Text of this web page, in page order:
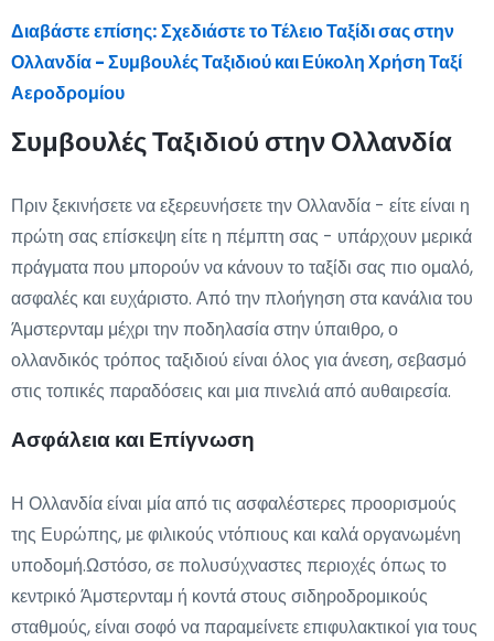
Διαβάστε επίσης:Σχεδιάστε το Τέλειο Ταξίδι σας στην
Ολλανδία - Συμβουλές Ταξιδιού και Εύκολη Χρήση Ταξί
Αεροδρομίου
Συμβουλές Ταξιδιού στην Ολλανδία
Πριν ξεκινήσετε να εξερευνήσετε την Ολλανδία - είτε είναι η
πρώτη σας επίσκεψη είτε η πέμπτη σας - υπάρχουν μερικά
πράγματα που μπορούν να κάνουν το ταξίδι σας πιο ομαλό,
ασφαλές και ευχάριστο. Από την πλοήγηση στα κανάλια του
Άμστερνταμ μέχρι την ποδηλασία στην ύπαιθρο, ο
ολλανδικός τρόπος ταξιδιού είναι όλος για άνεση, σεβασμό
στις τοπικές παραδόσεις και μια πινελιά από αυθαιρεσία.
Ασφάλεια και Επίγνωση
Η Ολλανδία είναι μία από τις ασφαλέστερες προορισμούς
της Ευρώπης, με φιλικούς ντόπιους και καλά οργανωμένη
υποδομή.Ωστόσο, σε πολυσύχναστες περιοχές όπως το
κεντρικό Άμστερνταμ ή κοντά στους σιδηροδρομικούς
σταθμούς, είναι σοφό να παραμείνετε επιφυλακτικοί για τους